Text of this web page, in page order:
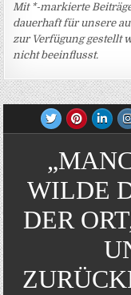
Mit *-markierte
dauerhaft für unsere
zur Verfügung gestellt
nicht beeinflusst.
WILDE
DER